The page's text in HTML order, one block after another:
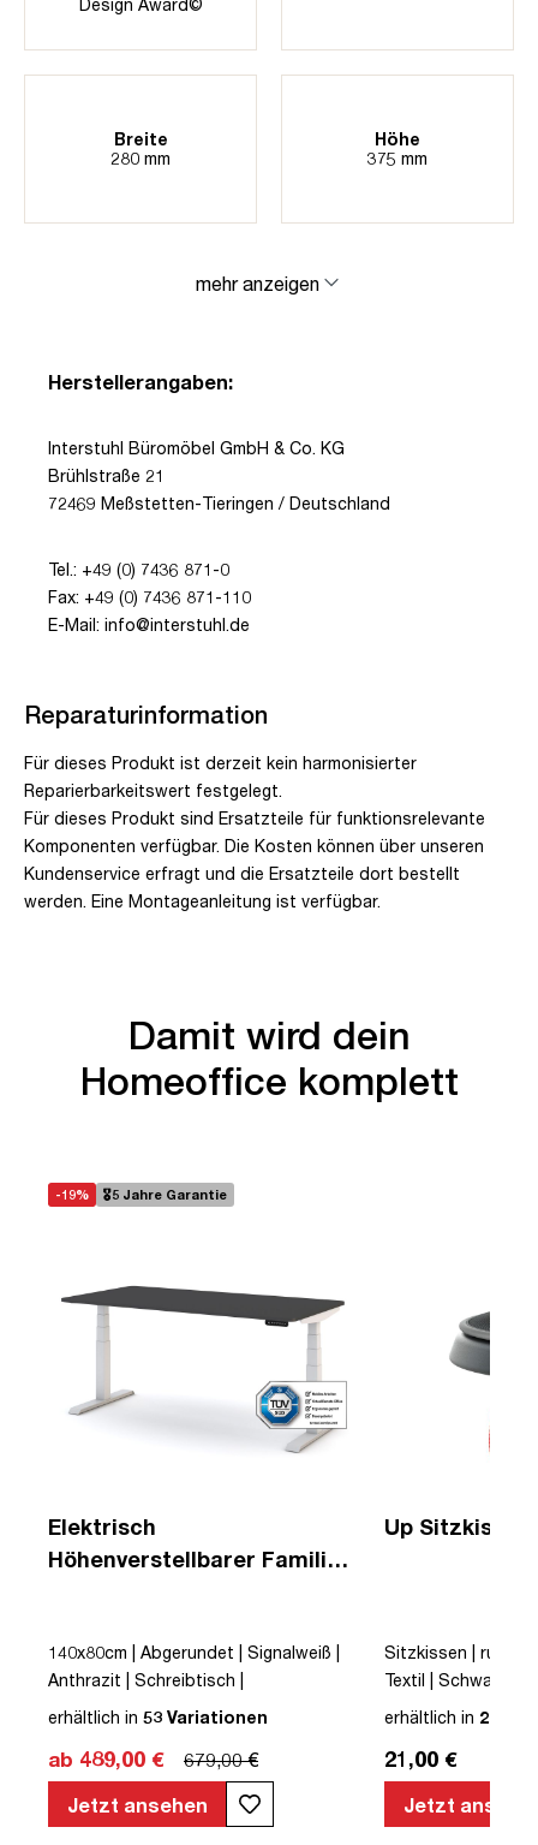
Design Award©
Breite
280 mm
Höhe
375 mm
mehr anzeigen
Herstellerangaben:
Interstuhl Büromöbel GmbH & Co. KG
Brühlstraße 21
72469 Meßstetten-Tieringen / Deutschland
Tel.: +49 (0) 7436 871-0
Fax: +49 (0) 7436 871-110
E-Mail: info@interstuhl.de
Reparaturinformation
Für dieses Produkt ist derzeit kein harmonisierter
Reparierbarkeitswert festgelegt.
Für dieses Produkt sind Ersatzteile für funktionsrelevante
Komponenten verfügbar. Die Kosten können über unseren
Kundenservice erfragt und die Ersatzteile dort bestellt
werden. Eine Montageanleitung ist verfügbar.
Damit wird dein
Homeoffice komplett
-19% 🎖️5 Jahre Garantie
Elektrisch
Höhenverstellbarer Familien
140x80cm | Abgerundet | Signalweiß |
Anthrazit | Schreibtisch |
höhenverstellbar | Kollisions-Schutz |
Holz | Schwarz | 5 Jahre
Herstellergarantie | unmontiert | TÜV©
geprüfte Ergonomie | TÜV© mobiles
erhältlich in 53 Variationen
ab 489,00 €
679,00 €
Jetzt ansehen
Up Sitzkissen
Sitzkissen |
Textil | Schwarz |
erhältlich in 2
21,00 €
Jetzt